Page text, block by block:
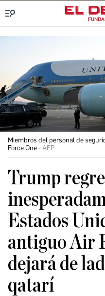
Miembros del personal de
Force One
AFP
Trump
Estados
antiguo Air
dejará de
qatarí